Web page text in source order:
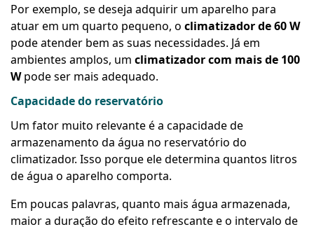
Por exemplo, se deseja adquirir um aparelho para
atuar em um quarto pequeno, o climatizador de 60 W
pode atender bem as suas necessidades. Já em
ambientes amplos, um climatizador com mais de 100
Wpode ser mais adequado.
Capacidade do reservatório
Um fator muito relevante é a capacidade de
armazenamento da água no reservatório do
climatizador. Isso porque ele determina quantos litros
de água o aparelho comporta.
Em poucas palavras, quanto mais água armazenada,
maior a duração do efeito refrescante e o intervalo de